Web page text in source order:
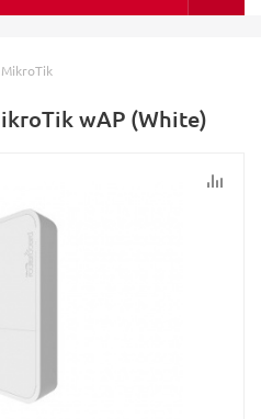
MikroTik
wAP (White)